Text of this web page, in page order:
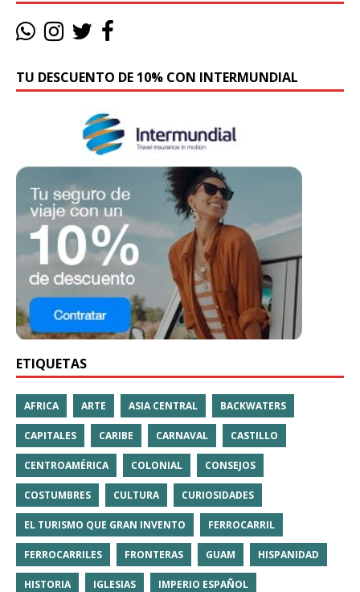
TU DESCUENTO DE 10% CON INTERMUNDIAL
ETIQUETAS
AFRICA ARTE ASIA CENTRAL BACKWATERS
CAPITALES CARIBE CARNAVAL CASTILLO
CENTROAMÉRICA COLONIAL CONSEJOS
COSTUMBRES CULTURA CURIOSIDADES
EL TURISMO QUE GRAN INVENTO FERROCARRIL
FERROCARRILES FRONTERAS GUAM HISPANIDAD
HISTORIA IGLESIAS IMPERIO ESPAÑOL